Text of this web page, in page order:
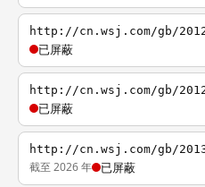
http://cn.wsj.com/gb/
已屏蔽
http://cn.wsj.com/gb/
已屏蔽
http://cn.wsj.com/gb/
截至 2026 年 已屏蔽